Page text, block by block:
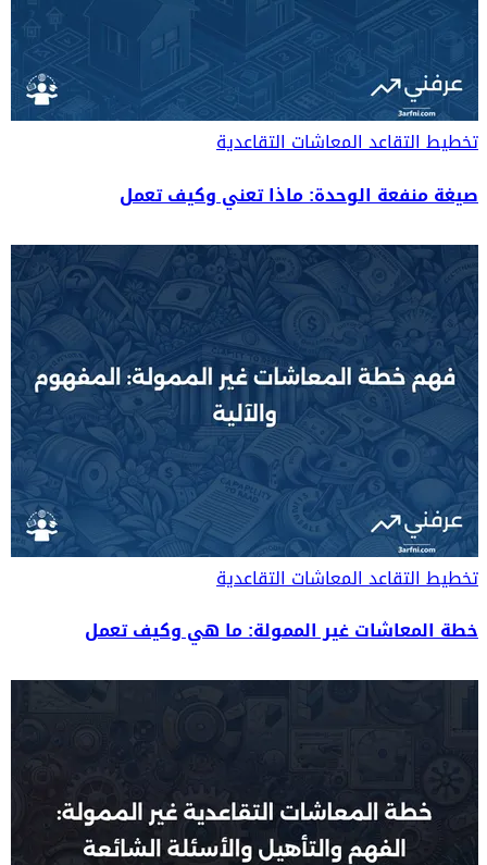
تخطيط التقاعدالمعاشات التقاعدية
صيغة منفعة الوحدة: ماذا تعني وكيف تعمل
تخطيط التقاعدالمعاشات التقاعدية
خطة المعاشات غير الممولة: ما هي وكيف تعمل